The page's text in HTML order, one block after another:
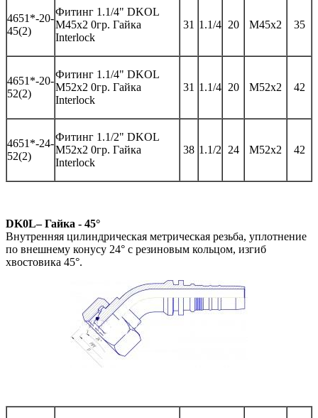
4651*-20-
45(2)
Фитинг 1.1/4" DKOL
M45x2 0гр. Гайка
Interlock
31 1.1/4 20 M45x2 35
4651*-20-
52(2)
Фитинг 1.1/4" DKOL
M52x2 0гр. Гайка
Interlock
31 1.1/4 20 M52x2 42
4651*-24-
52(2)
Фитинг 1.1/2" DKOL
M52x2 0гр. Гайка
Interlock
38 1.1/2 24 M52x2 42
DK0L– Гайка - 45°
Внутренняя цилиндрическая метрическая резьба, уплотнение
по внешнему конусу 24° с резиновым кольцом, изгиб
хвостовика 45°.